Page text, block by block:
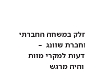
חלק במשחה החברתי
שוונג –
למקרי מוות
מרגש